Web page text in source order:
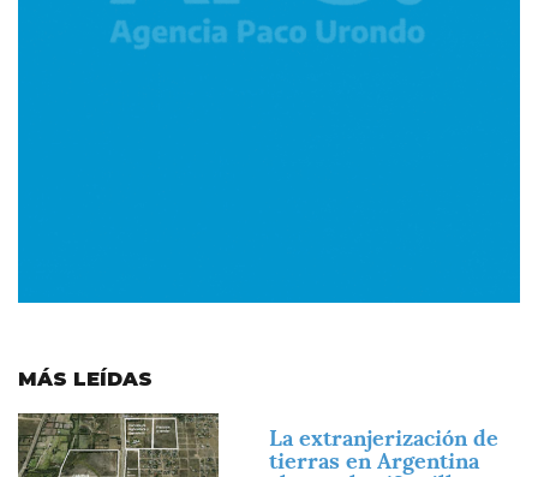
MÁS LEÍDAS
Imagen
La extranjerización de
tierras en Argentina